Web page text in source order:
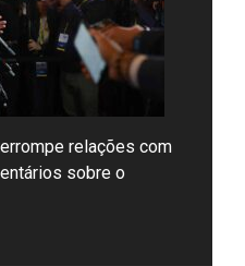
relações com
sobre o